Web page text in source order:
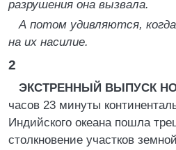
разрушения она вызвала.
А потом удивляются,
на их насилие.
2
ЭКСТРЕННЫЙ ВЫПУСК
часов 23 минуты
Индийского океана пошла
столкновение участков